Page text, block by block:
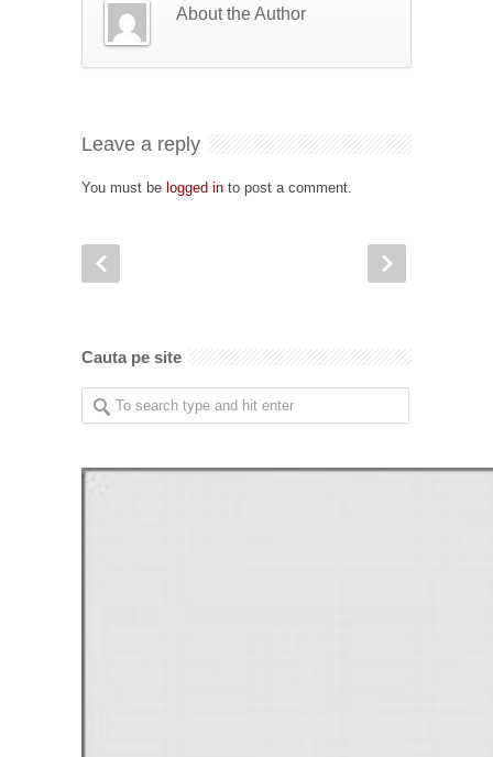
About the Author
Leave a reply
You must be logged in to post a comment.
Cauta pe site